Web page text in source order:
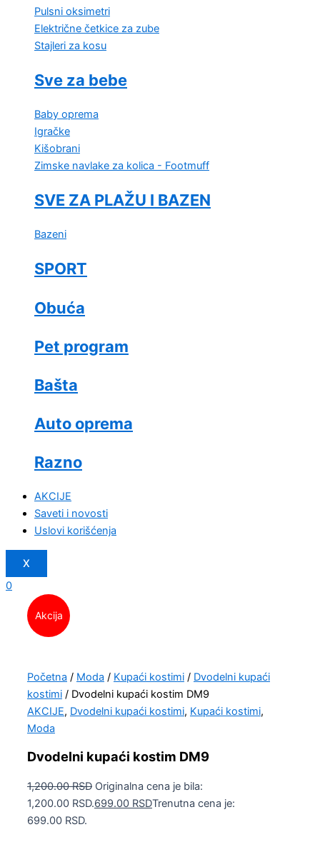
Pulsni oksimetri
Električne četkice za zube
Stajleri za kosu
Sve za bebe
Baby oprema
Igračke
Kišobrani
Zimske navlake za kolica - Footmuff
SVE ZA PLAŽU I BAZEN
Bazeni
SPORT
Obuća
Pet program
Bašta
Auto oprema
Razno
AKCIJE
Saveti i novosti
Uslovi korišćenja
X
0
Akcija
Početna / Moda / Kupaći kostimi / Dvodelni kupaći
kostimi / Dvodelni kupaći kostim DM9
AKCIJE, Dvodelni kupaći kostimi, Kupaći kostimi,
Moda
Dvodelni kupaći kostim DM9
1,200.00RSD Originalna cena je bila:
1,200.00 RSD.699.00 RSDTrenutna cena je:
699.00 RSD.